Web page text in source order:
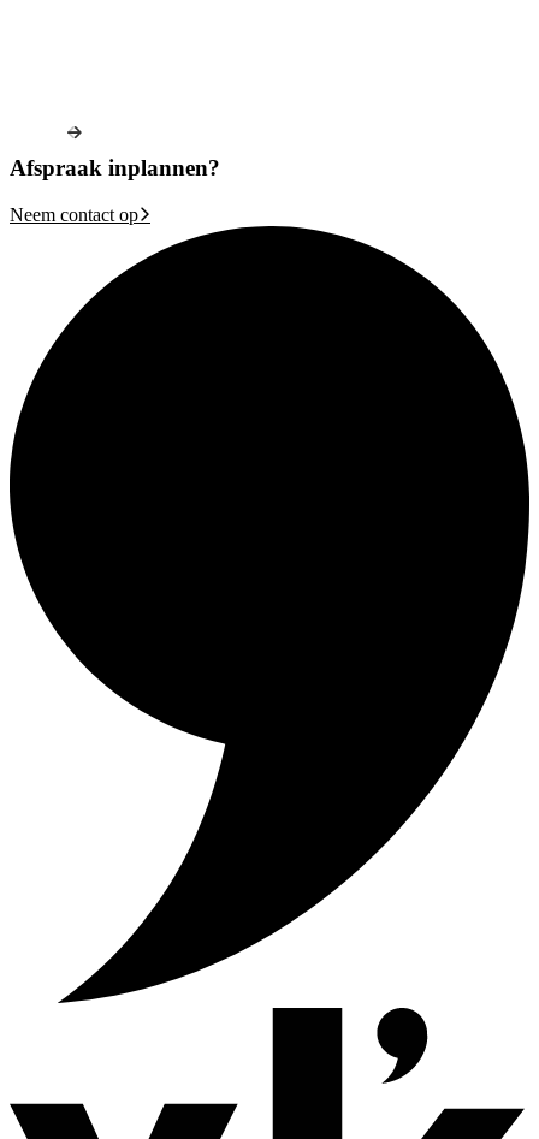
Afspraak inplannen?
Neem contact op